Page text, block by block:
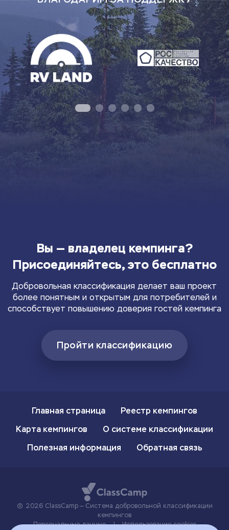
Вы — владелец кемпинга?
Присоединяйтесь, это бесплатно
Добровольная классификация делает ваш проект
более понятным и открытым для потребителей и
способствует повышению доверия гостей кемпинга
Пройти классификацию
Главная страница
Реестр кемпингов
Карта кемпингов
О системе классификации
Полезная информация
Обратная связь
2026 ClassCamp — Система добровольной классификации
кемпингов
Персональные данные
| Использование cookies